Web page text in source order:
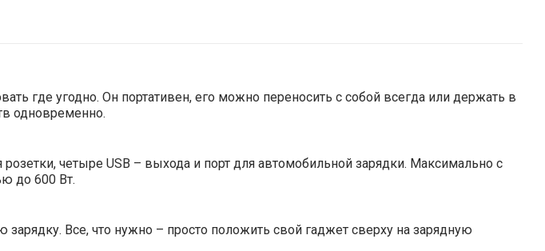
где угодно. Он портативен, его можно переносить с собой всегда или держать в
одновременно.
четыре USB – выхода и порт для автомобильной зарядки. Максимально с
до 600 Вт.
Все, что нужно – просто положить свой гаджет сверху на зарядную